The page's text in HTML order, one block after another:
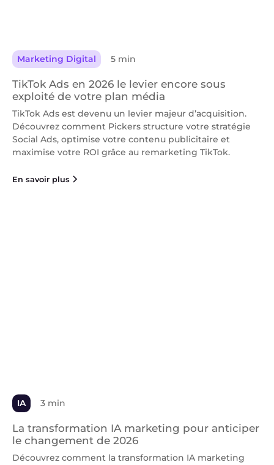
Marketing Digital 5 min
TikTok Ads en 2026 le levier encore sous
exploité de votre plan média
TikTok Ads est devenu un levier majeur d’acquisition.
Découvrez comment Pickers structure votre stratégie
Social Ads, optimise votre contenu publicitaire et
maximise votre ROI grâce au remarketing TikTok.
En savoir plus
IA 3 min
La transformation IA marketing pour anticiper
le changement de 2026
Découvrez comment la transformation IA marketing